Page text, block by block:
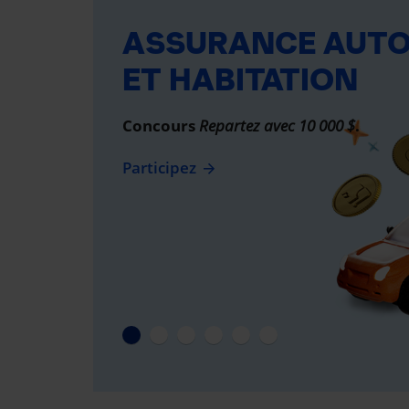
ASSURANCE
ET HABITATION
Concours Repartez avec 10 000 $.
Participez